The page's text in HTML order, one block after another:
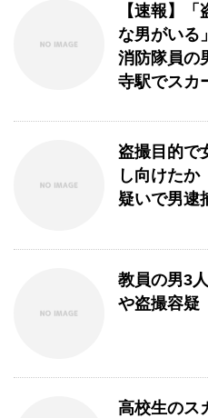
【速報】
な男がいる
消防隊員
寺駅でス
盗撮目的で
し向けた
疑いで男
教員の男3
や盗撮容
高校生の